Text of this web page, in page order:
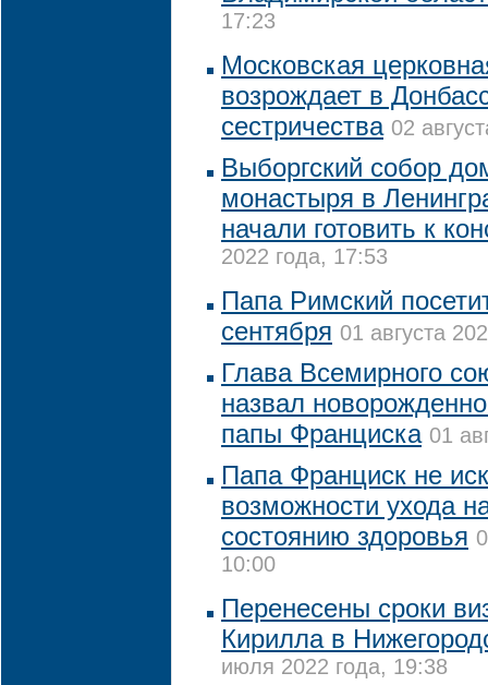
17:23
Московская
возрождает в
сестричества 02
Выборгский собор
монастыря в
начали готовить к
2022 года, 17:53
Папа Римский
сентября 01 августа
Глава Всемирного
назвал
папы Франциска 01
Папа Франциск не
возможности ухода
состоянию здоровья
10:00
Перенесены сроки
Кирилла в
июля 2022 года, 19:38